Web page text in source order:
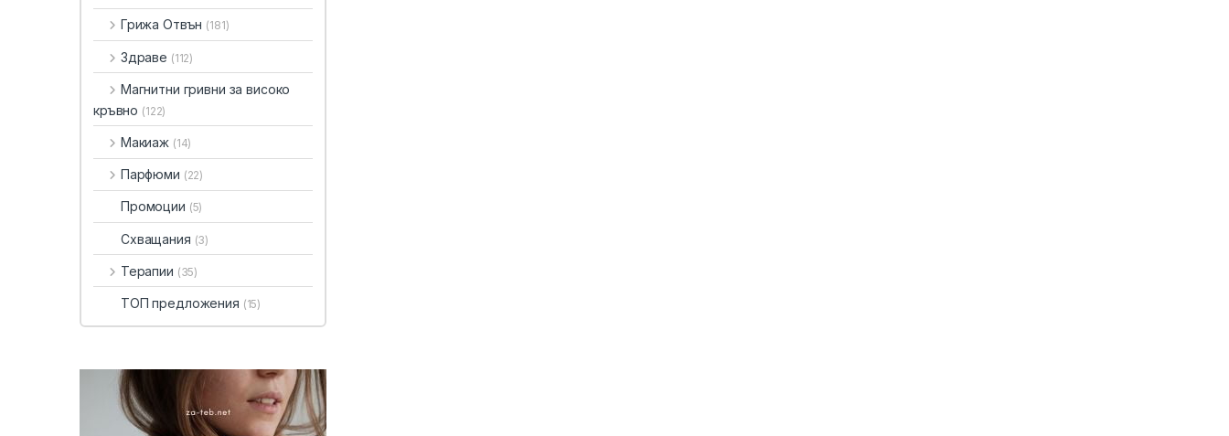
Грижа Отвън (181)
Здраве (112)
Магнитни гривни за високо
кръвно (122)
Макиаж (14)
Парфюми (22)
Промоции (5)
Схващания (3)
Терапии (35)
ТОП предложения (15)